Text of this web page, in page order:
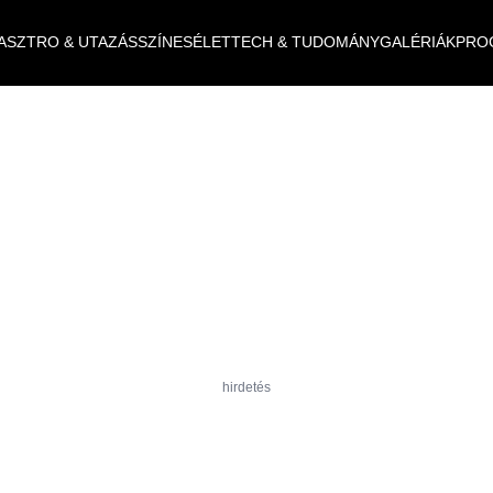
& UTAZÁSSZÍNESÉLETTECH & TUDOMÁNYGALÉRIÁK
hirdetés